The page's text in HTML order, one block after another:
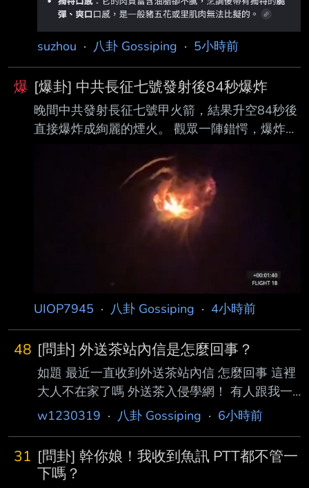
suzhou · 八卦 Gossiping · 5小時前
爆 [爆卦] 中共長征七號發射後84秒爆炸
晚間中共發射長征七號甲火箭，結果升空84秒後
直接爆炸成絢麗的煙火。 觀眾一陣錯愕，爆炸原
https://i.mopix.cc/DGewOA.jpg
https://i.mopix.cc/KTAtCp.jpg 致敬大稻埕煙火 --
UIOP7945 · 八卦 Gossiping · 4小時前
48 [問卦] 外送茶站內信是怎麼回事？
如題 最近一直收到外送茶站內信 怎麼回事 這裡
大人不在家了嗎 外送茶入侵學網！ 有人跟我一
樣收到外送茶站內信嗎？ ----- Sent from JPTT
http://imgur.com/cD5J35M
http://imgur.com/2EMu93g
w1230319 · 八卦 Gossiping · 6小時前
31 [問卦] 幹你娘！我收到魚訊 PTT都不管一
下嗎？